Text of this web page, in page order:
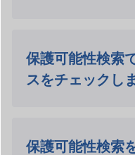
保護可能性検索
スをチェックし
保護可能性検索